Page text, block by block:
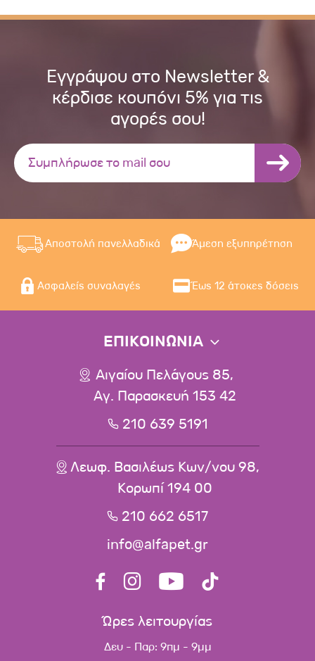
Εγγράψου στο Newsletter &
κέρδισε κουπόνι 5% για τις
αγορές σου!
Αποστολή πανελλαδικά Άμεση εξυπηρέτηση
Ασφαλείς συναλαγές Έως 12 άτοκες δόσεις
ΕΠΙΚΟΙΝΩΝΙΑ
Αιγαίου Πελάγους 85,
Αγ. Παρασκευή 153 42
210 639 5191
Λεωφ. Βασιλέως Κων/νου 98,
Κορωπί 194 00
210 662 6517
info@alfapet.gr
Ώρες λειτουργίας
Δευ - Παρ: 9πμ - 9μμ